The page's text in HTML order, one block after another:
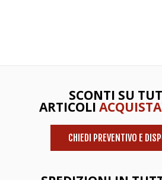
SCONTI SU
ARTICOLI
CHIEDI PREVENTIVO E